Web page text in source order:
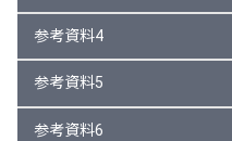
参考資料4
参考資料5
参考資料6